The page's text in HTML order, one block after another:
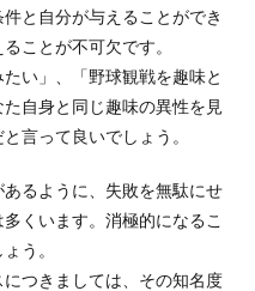
と自分が与えることができ
ことが不可欠です。
い」、「野球観戦を趣味と
自身と同じ趣味の異性を見
言って良いでしょう。
あるように、失敗を無駄にせ
くいます。消極的になるこ
う。
つきましては、その知名度